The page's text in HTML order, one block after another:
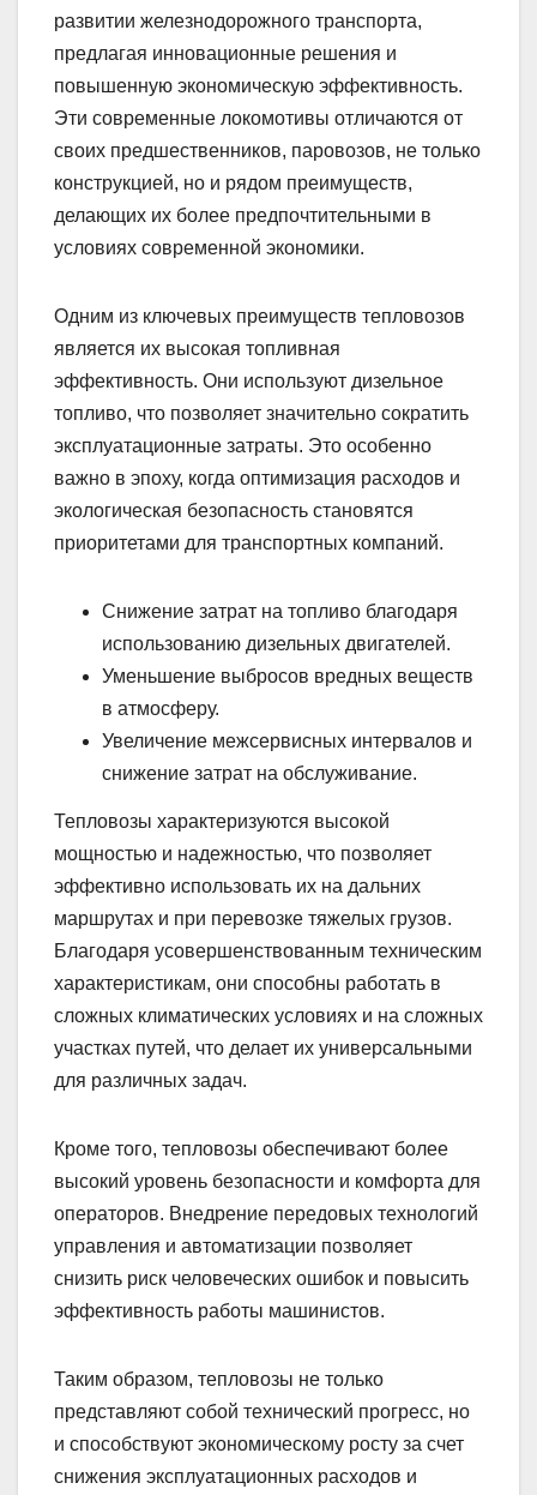
развитии железнодорожного транспорта,
предлагая инновационные решения и
повышенную экономическую эффективность.
Эти современные локомотивы отличаются от
своих предшественников, паровозов, не только
конструкцией, но и рядом преимуществ,
делающих их более предпочтительными в
условиях современной экономики.
Одним из ключевых преимуществ тепловозов
является их высокая топливная
эффективность. Они используют дизельное
топливо, что позволяет значительно сократить
эксплуатационные затраты. Это особенно
важно в эпоху, когда оптимизация расходов и
экологическая безопасность становятся
приоритетами для транспортных компаний.
Снижение затрат на топливо благодаря
использованию дизельных двигателей.
Уменьшение выбросов вредных веществ
в атмосферу.
Увеличение межсервисных интервалов и
снижение затрат на обслуживание.
Тепловозы характеризуются высокой
мощностью и надежностью, что позволяет
эффективно использовать их на дальних
маршрутах и при перевозке тяжелых грузов.
Благодаря усовершенствованным техническим
характеристикам, они способны работать в
сложных климатических условиях и на сложных
участках путей, что делает их универсальными
для различных задач.
Кроме того, тепловозы обеспечивают более
высокий уровень безопасности и комфорта для
операторов. Внедрение передовых технологий
управления и автоматизации позволяет
снизить риск человеческих ошибок и повысить
эффективность работы машинистов.
Таким образом, тепловозы не только
представляют собой технический прогресс, но
и способствуют экономическому росту за счет
снижения эксплуатационных расходов и